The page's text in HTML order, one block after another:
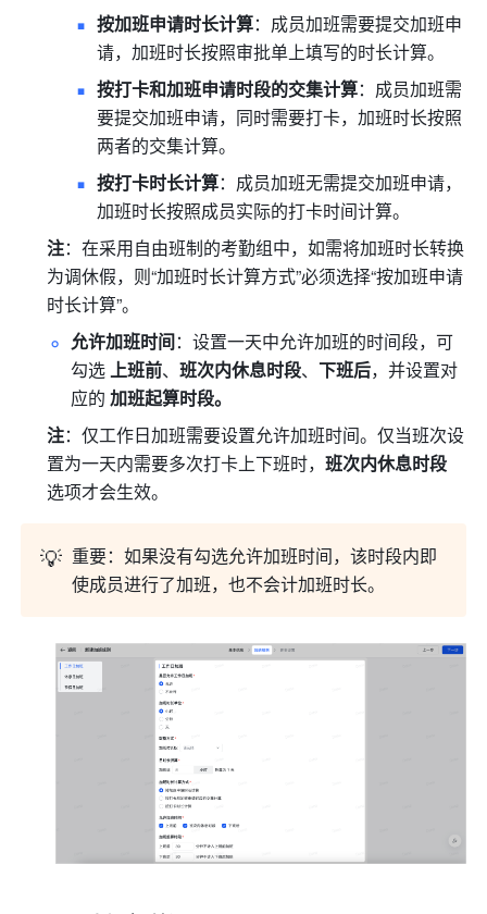
按加班申请时长计算：成员加班需要提交加班申
请，加班时长按照审批单上填写的时长计算。
按打卡和加班申请时段的交集计算：成员加班需
要提交加班申请，同时需要打卡，加班时长按照
两者的交集计算。
按打卡时长计算： 成员加班无需提交加班申请，
加班时长按照成员实际的打卡时间计算。
注：在采用自由班制的考勤组中，如需将加班时长转换
为调休假，则“加班时长计算方式”必须选择“按加班申请
时长计算”。
允许加班时间：设置一天中允许加班的时间段，可
勾选 上班前、班次内休息时段、下班后，并设置对
应的 加班起算时段。
注：仅工作日加班需要设置允许加班时间。仅当班次设
置为一天内需要多次打卡上下班时，班次内休息时段
选项才会生效。
💡 重要：如果没有勾选允许加班时间，该时段内即
使成员进行了加班，也不会计加班时长。